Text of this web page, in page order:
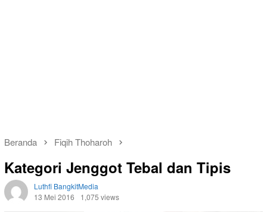
Beranda Fiqih Thoharoh
Kategori Jenggot Tebal dan Tipis
Luthfi BangkitMedia
13 Mei 2016
1,075 views